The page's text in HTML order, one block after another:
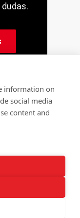
information on
social media
content and